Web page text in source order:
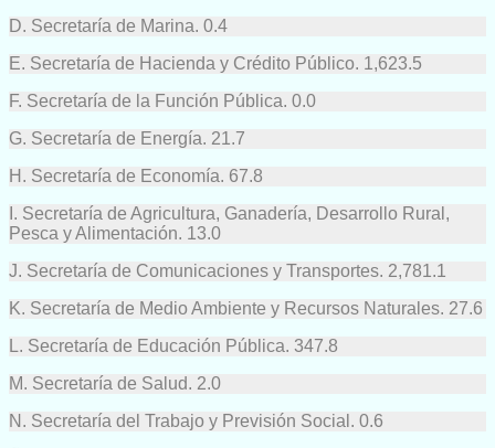
D. Secretaría de Marina. 0.4
E. Secretaría de Hacienda y Crédito Público. 1,623.5
F. Secretaría de la Función Pública. 0.0
G. Secretaría de Energía. 21.7
H. Secretaría de Economía. 67.8
I. Secretaría de Agricultura, Ganadería, Desarrollo Rural,
Pesca y Alimentación. 13.0
J. Secretaría de Comunicaciones y Transportes. 2,781.1
K. Secretaría de Medio Ambiente y Recursos Naturales. 27.6
L. Secretaría de Educación Pública. 347.8
M. Secretaría de Salud. 2.0
N. Secretaría del Trabajo y Previsión Social. 0.6